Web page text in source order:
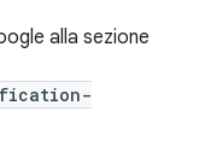
alla sezione